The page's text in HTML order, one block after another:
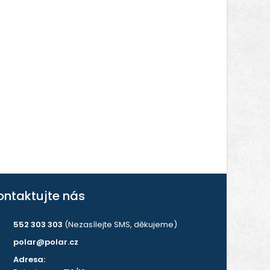
nás
552 303 303 (Nezasílejte SMS, děkujeme)
polar@polar.cz
Adresa: